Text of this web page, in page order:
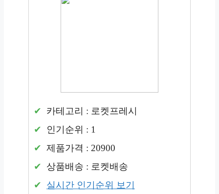
카테고리 : 로켓프레시
인기순위 : 1
제품가격 : 20900
상품배송 : 로켓배송
실시간 인기순위 보기